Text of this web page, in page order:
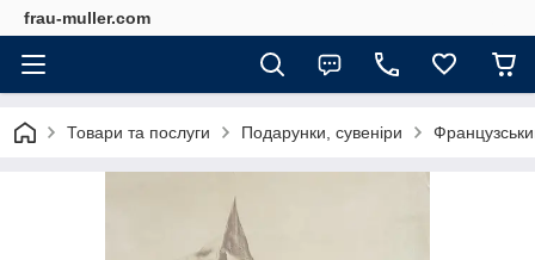
frau-muller.com
Товари та послуги Подарунки, сувеніри